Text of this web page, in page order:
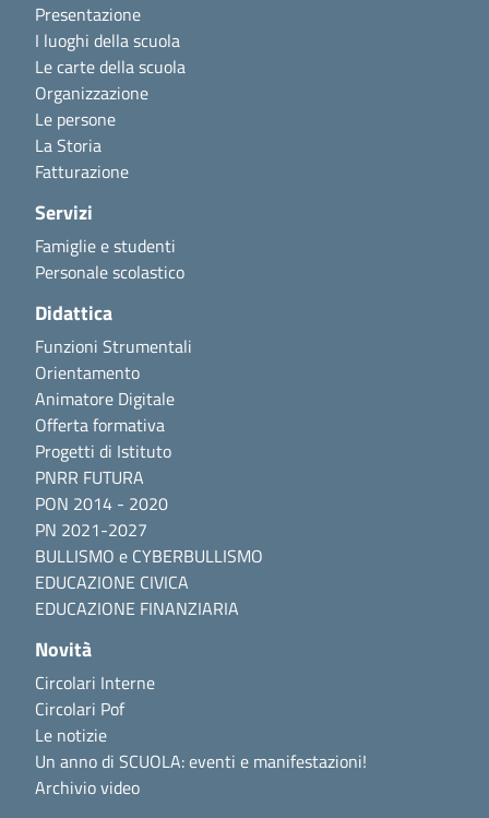
Presentazione
I luoghi della scuola
Le carte della scuola
Organizzazione
Le persone
La Storia
Fatturazione
Servizi
Famiglie e studenti
Personale scolastico
Didattica
Funzioni Strumentali
Orientamento
Animatore Digitale
Offerta formativa
Progetti di Istituto
PNRR FUTURA
PON 2014 - 2020
PN 2021-2027
BULLISMO e CYBERBULLISMO
EDUCAZIONE CIVICA
EDUCAZIONE FINANZIARIA
Novità
Circolari Interne
Circolari Pof
Le notizie
Un anno di SCUOLA: eventi e manifestazioni!
Archivio video